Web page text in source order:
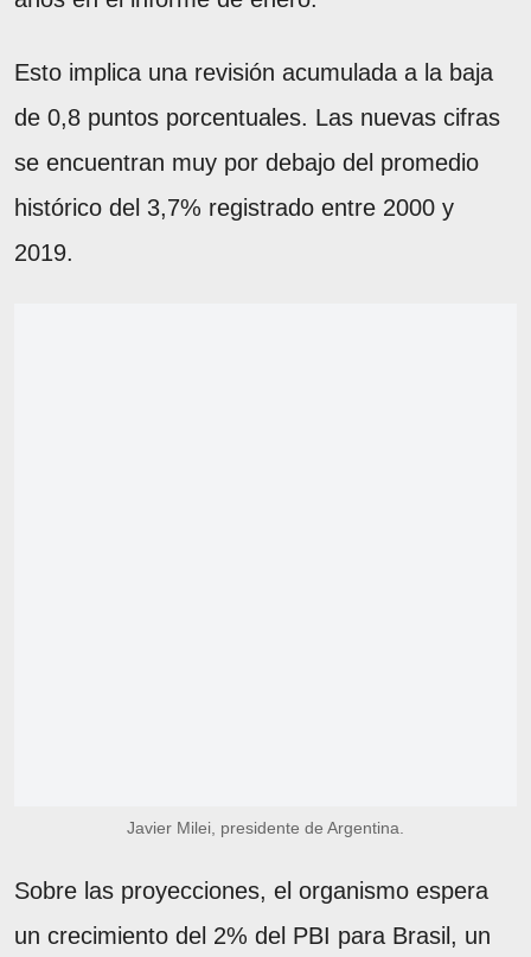
Esto implica una revisión acumulada a la baja
de 0,8 puntos porcentuales. Las nuevas cifras
se encuentran muy por debajo del promedio
histórico del 3,7% registrado entre 2000 y
2019.
Javier Milei, presidente de Argentina.
Sobre las proyecciones, el organismo espera
un crecimiento del 2% del PBI para Brasil, un